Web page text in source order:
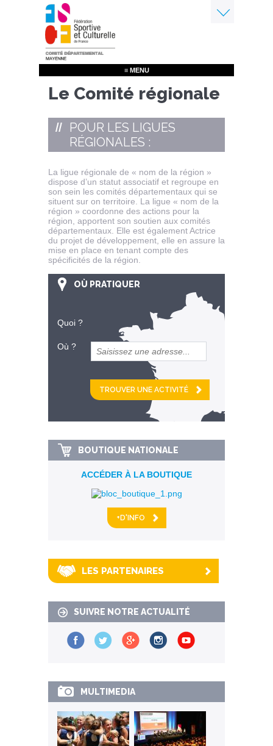
Aller
au
contenu
principal
≡ MENU
Le Comité régionale
POUR LES LIGUES
RÉGIONALES :
La ligue régionale de « nom de la région »
dispose d’un statut associatif et regroupe en
son sein les comités départementaux qui se
situent sur on territoire. La ligue « nom de la
région » coordonne des actions pour la
région, apportent son soutien aux comités
départementaux. Elle est également Actrice
du projet de développement, elle en assure la
mise en place en tenant compte des
spécificités de la région.
OÙ PRATIQUER
Quoi ?
Où ?
et
km alentour
BOUTIQUE NATIONALE
ACCÉDER À LA BOUTIQUE
+D'INFO
LES PARTENAIRES
SUIVRE NOTRE ACTUALITÉ
MULTIMEDIA